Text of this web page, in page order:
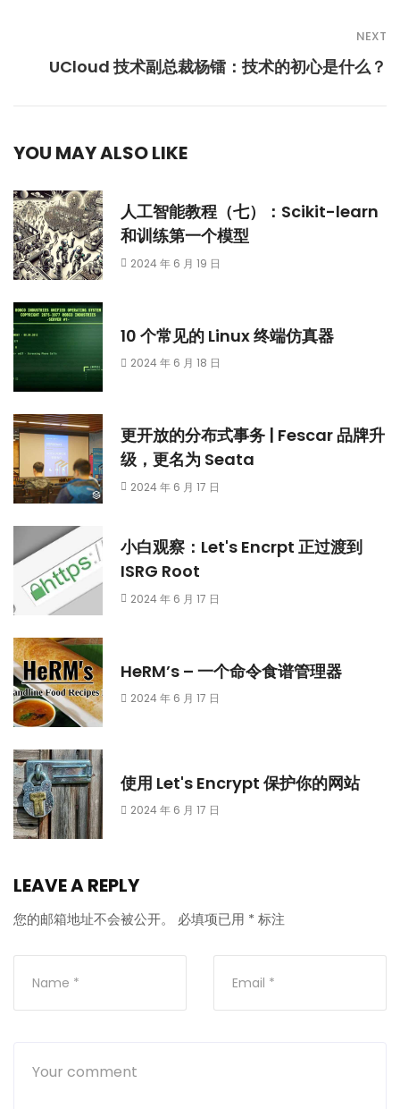
NEXT
UCloud 技术副总裁杨镭：技术的初心是什么？
YOU MAY ALSO LIKE
人工智能教程（七）：Scikit-learn
和训练第一个模型
2024 年 6 月 19 日
10 个常见的 Linux 终端仿真器
2024 年 6 月 18 日
更开放的分布式事务 | Fescar 品牌升
级，更名为 Seata
2024 年 6 月 17 日
小白观察：Let's Encrpt 正过渡到
ISRG Root
2024 年 6 月 17 日
HeRM’s – 一个命令食谱管理器
2024 年 6 月 17 日
使用 Let's Encrypt 保护你的网站
2024 年 6 月 17 日
LEAVE A REPLY
您的邮箱地址不会被公开。 必填项已用 * 标注